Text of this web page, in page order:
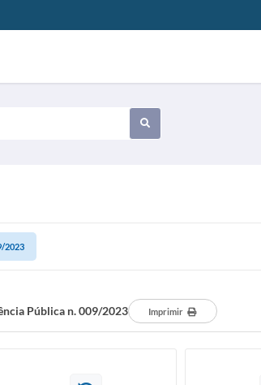
2023
Pública n. 009/2023 Imprimir